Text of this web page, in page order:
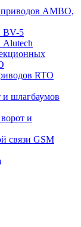
AMBO,
BV-5
Alutech
RTO
и шлагбаумов
и
связи GSM